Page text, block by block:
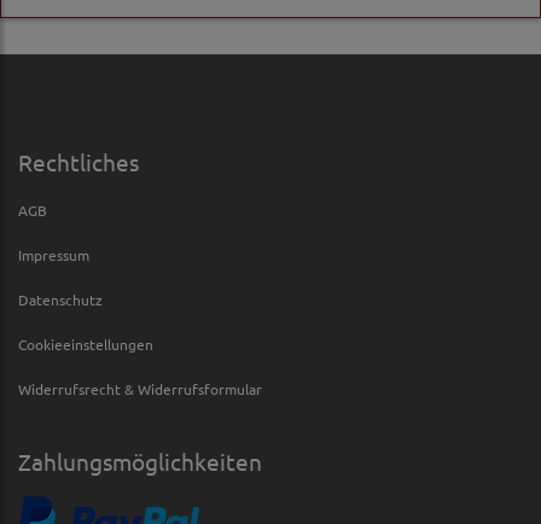
Rechtliches
AGB
Impressum
Datenschutz
Cookieeinstellungen
Widerrufsrecht & Widerrufsformular
Zahlungsmöglichkeiten